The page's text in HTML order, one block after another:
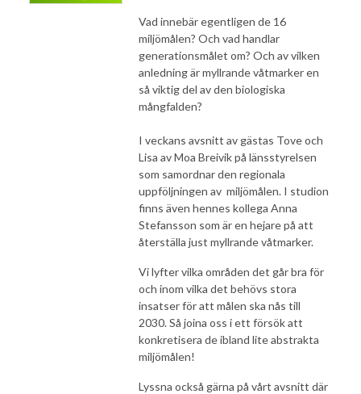
Vad innebär egentligen de 16
miljömålen? Och vad handlar
generationsmålet om? Och av vilken
anledning är myllrande våtmarker en
så viktig del av den biologiska
mångfalden?
I veckans avsnitt av gästas Tove och
Lisa av Moa Breivik på länsstyrelsen
som samordnar den regionala
uppföljningen av miljömålen. I studion
finns även hennes kollega Anna
Stefansson som är en hejare på att
återställa just myllrande våtmarker.
Vi lyfter vilka områden det går bra för
och inom vilka det behövs stora
insatser för att målen ska nås till
2030. Så joina oss i ett försök att
konkretisera de ibland lite abstrakta
miljömålen!
Lyssna också gärna på vårt avsnitt där